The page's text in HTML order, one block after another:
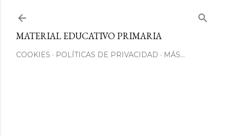
MATERIAL EDUCATIVO PRIMARIA
COOKIES POLÍTICAS DE PRIVACIDAD MÁS…